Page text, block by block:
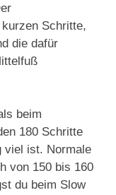
Schritte,
die dafür
beim
180 Schritte
viel ist. Normale
von 150 bis 160
du beim Slow